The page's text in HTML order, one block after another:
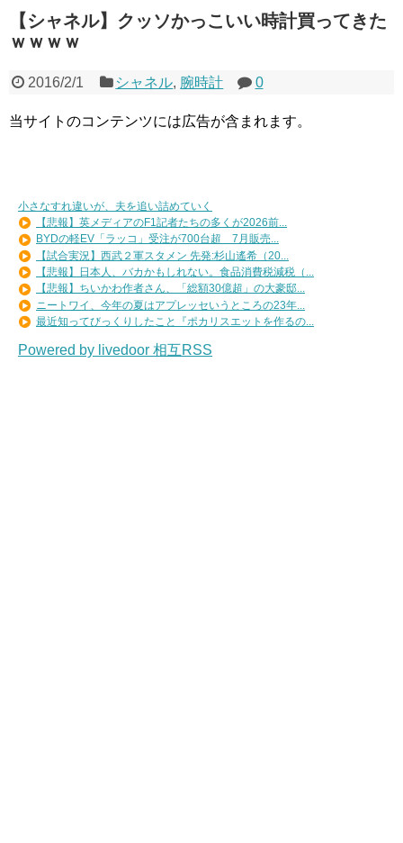
【シャネル】クッソかっこいい時計買ってきた
ｗｗｗｗ
2016/2/1 シャネル, 腕時計 0
当サイトのコンテンツには広告が含まれます。
小さなすれ違いが、夫を追い詰めていく
【悲報】英メディアのF1記者たちの多くが2026前...
BYDの軽EV「ラッコ」受注が700台超 7月販売...
【試合実況】西武２軍スタメン 先発:杉山遙希（20...
【悲報】日本人、バカかもしれない。食品消費税減税（...
【悲報】ちいかわ作者さん、「総額30億超」の大豪邸...
ニートワイ、今年の夏はアプレッセいうところの23年...
最近知ってびっくりしたこと『ポカリスエットを作るの...
Powered by livedoor 相互RSS